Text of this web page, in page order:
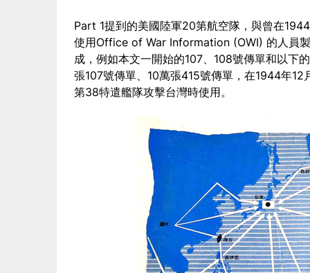
Part 1提到的美國陸軍20第航空隊，與曾在
使用Office of War Information (OWI) 的人員
成，例如本文一開始的107、108號傳單和以下
張107號傳單、10萬張415號傳單，在1944年
第38特遣艦隊攻擊台灣時使用。